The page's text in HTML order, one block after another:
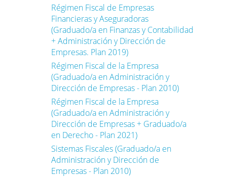
Régimen Fiscal de Empresas
Financieras y Aseguradoras
(Graduado/a en Finanzas y Contabilidad
+ Administración y Dirección de
Empresas. Plan 2019)
Régimen Fiscal de la Empresa
(Graduado/a en Administración y
Dirección de Empresas - Plan 2010)
Régimen Fiscal de la Empresa
(Graduado/a en Administración y
Dirección de Empresas + Graduado/a
en Derecho - Plan 2021)
Sistemas Fiscales (Graduado/a en
Administración y Dirección de
Empresas - Plan 2010)